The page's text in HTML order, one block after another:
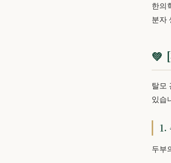
한의
분자
💚
탈모
있습
1.
두부